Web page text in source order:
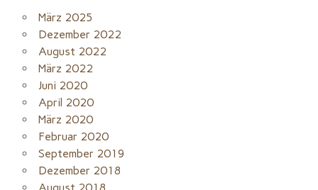
März 2025
Dezember 2022
August 2022
März 2022
Juni 2020
April 2020
März 2020
Februar 2020
September 2019
Dezember 2018
August 2018